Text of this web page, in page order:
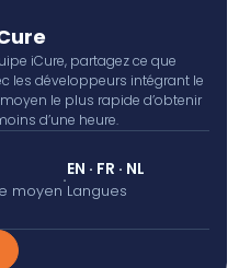
iCure, partagez ce que
les développeurs intégrant le
moyen le plus rapide d’obtenir
d’une heure.
moyen
·EN · FR · NL
Langues